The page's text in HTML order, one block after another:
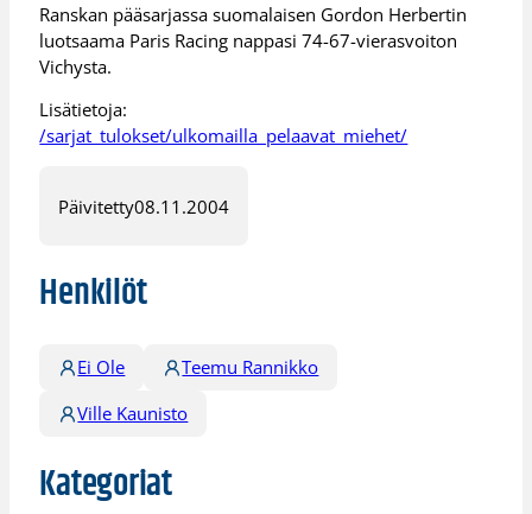
Ranskan pääsarjassa suomalaisen Gordon Herbertin
luotsaama Paris Racing nappasi 74-67-vierasvoiton
Vichysta.
Lisätietoja:
/sarjat_tulokset/ulkomailla_pelaavat_miehet/
Päivitetty08.11.2004
Henkilöt
Ei Ole
Teemu Rannikko
Ville Kaunisto
Kategoriat